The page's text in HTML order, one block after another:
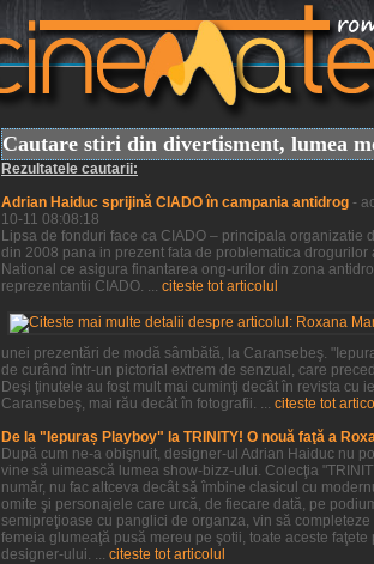
Cautare stiri din divertisment, lumea
Rezultatele cautarii:
Adrian Haiduc sprijină CIADO în campania antidrog -
10-11 08:08:18
Lipsa de fonduri face ca CIADO – principala
din 2008 pana in prezent fata de problematica
National ce asigura finantarea ong-urilor din zona
reprezentantii CIADO. ... citeste tot articolul
unei prezentări de modă sâmbătă, la Caransebeş.
de curând într-un pictorial extrem de senzual, care
Deşi ţinutele au fost mult mai cuminţi decât în revista
Caransebeş, mai rău decât în fotografii. ... citeste tot
De la "Iepuraș Playboy" la TRINITY! O nouă faţă a
După cum ne-a obişnuit, designer-ul Adrian Haiduc nu
vine să uimească lumea show-bizz-ului. Colecţia
număr, nu fac altceva decât să îmbine clasicul cu
omite şi personajele care urcă, de fiecare dată, pe
semipreţioase cu panglici de organza, vin să
femeia glumeaţă pusă mereu pe şotii, toate aceste
designer-ului. ... citeste tot articolul